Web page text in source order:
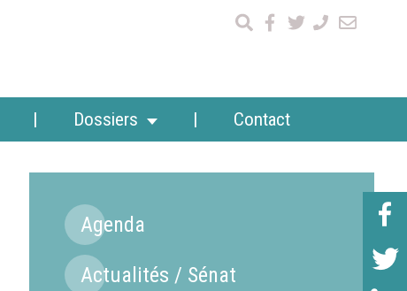
Dossiers Contact
Agenda
Actualités / Sénat